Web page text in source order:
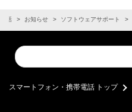
話 お知らせ ソフトウェアサポート
Conduct
a
スマートフォン・携帯電話 トップ